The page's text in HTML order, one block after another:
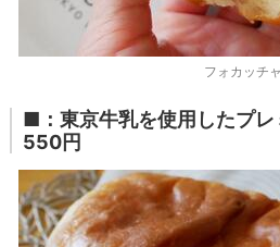
フォカッチャ
■：東京牛乳を使用したプ
550円